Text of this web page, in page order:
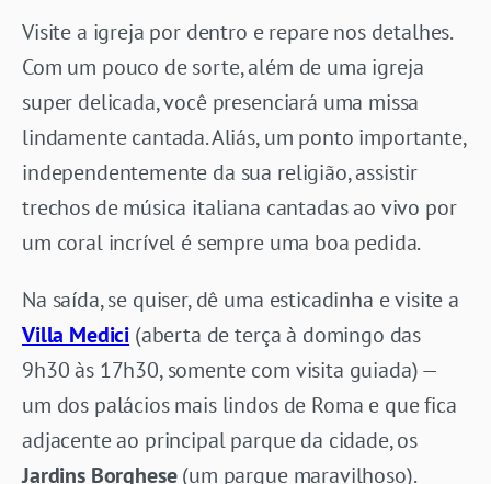
Visite a igreja por dentro e repare nos detalhes.
Com um pouco de sorte, além de uma igreja
super delicada, você presenciará uma missa
lindamente cantada. Aliás, um ponto importante,
independentemente da sua religião, assistir
trechos de música italiana cantadas ao vivo por
um coral incrível é sempre uma boa pedida.
Na saída, se quiser, dê uma esticadinha e visite a
Villa Medici (aberta de terça à domingo das
9h30 às 17h30, somente com visita guiada) —
um dos palácios mais lindos de Roma e que fica
adjacente ao principal parque da cidade, os
Jardins Borghese(um parque maravilhoso).